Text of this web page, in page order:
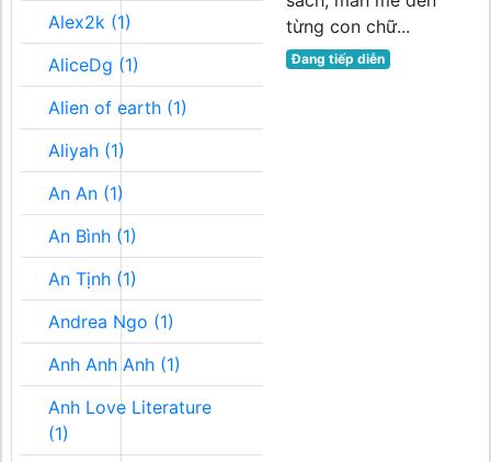
Alex2k (1)
AliceDg (1)
Alien of earth (1)
Aliyah (1)
An An (1)
An Bình (1)
An Tịnh (1)
Andrea Ngo (1)
Anh Anh Anh (1)
Anh Love Literature
(1)
từng con chữ...
Đang tiếp diễn